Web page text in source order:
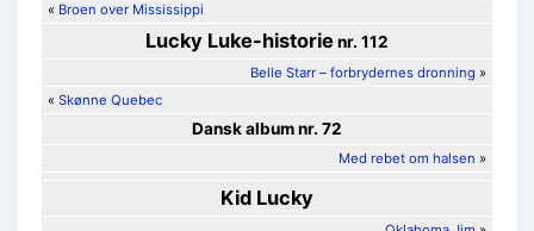
« Broen over Mississippi
Lucky Luke-historienr. 112
Belle Starr – forbrydernes dronning »
« Skønne Quebec
Dansk album nr. 72
Med rebet om halsen »
Kid Lucky